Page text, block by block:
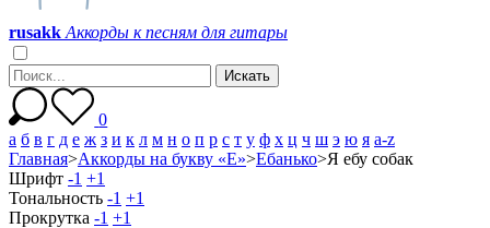
rusakk Аккорды к песням для гитары
0
а б в г д е ж з и к л м н о п р с т у ф х ц ч ш э ю я a-z
Главная>Аккорды на букву «Е»>Ебанько>Я ебу собак
Шрифт -1 +1
Тональность -1 +1
Прокрутка -1 +1